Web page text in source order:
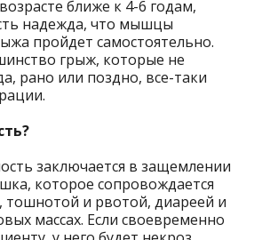
ближе к 4-6 годам,
надежда, что мышцы
пройдет самостоятельно.
грыж, которые не
рано или поздно, все-таки
заключается в защемлении
которое сопровождается
тошнотой и рвотой, диареей и
массах. Если своевременно